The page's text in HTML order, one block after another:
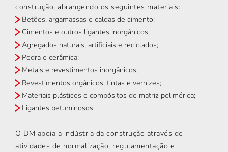
construção, abrangendo os seguintes materiais:
Betões, argamassas e caldas de cimento;
Cimentos e outros ligantes inorgânicos;
Agregados naturais, artificiais e reciclados;
Pedra e cerâmica;
Metais e revestimentos inorgânicos;
Revestimentos orgânicos, tintas e vernizes;
Materiais plásticos e compósitos de matriz polimérica;
Ligantes betuminosos.
O DM apoia a indústria da construção através de
atividades de normalização, regulamentação e